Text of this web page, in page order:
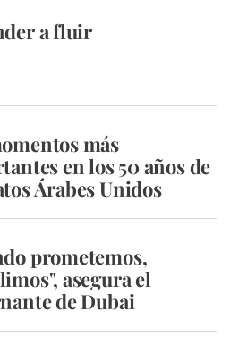
a fluir
más
en los 50 años de
Árabes Unidos
prometemos,
asegura el
de Dubai